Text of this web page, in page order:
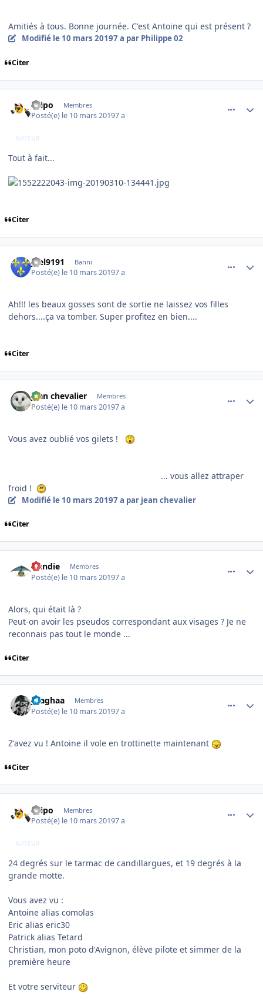
Amitiés à tous. Bonne journée. C'est Antoine qui est présent ?
Modifié le 10 mars 20197 a par Philippe 02
Citer
Filipo Membres
Posté(e) le 10 mars 20197 a
AUTEUR
Tout à fait...
Citer
joel9191 Banni
Posté(e) le 10 mars 20197 a
Ah!!! les beaux gosses sont de sortie ne laissez vos filles
dehors....ça va tomber. Super profitez en bien....
Citer
jean chevalier Membres
Posté(e) le 10 mars 20197 a
Vous avez oublié vos gilets !
... vous allez attraper
froid !
Modifié le 10 mars 20197 a par jean chevalier
Citer
Handie Membres
Posté(e) le 10 mars 20197 a
Alors, qui était là ?
Peut-on avoir les pseudos correspondant aux visages ? Je ne
reconnais pas tout le monde ...
Citer
jlsaghaa Membres
Posté(e) le 10 mars 20197 a
Z'avez vu ! Antoine il vole en trottinette maintenant
Citer
Filipo Membres
Posté(e) le 10 mars 20197 a
AUTEUR
24 degrés sur le tarmac de candillargues, et 19 degrés à la
grande motte.
Vous avez vu :
Antoine alias comolas
Eric alias eric30
Patrick alias Tetard
Christian, mon poto d'Avignon, élève pilote et simmer de la
première heure
Et votre serviteur